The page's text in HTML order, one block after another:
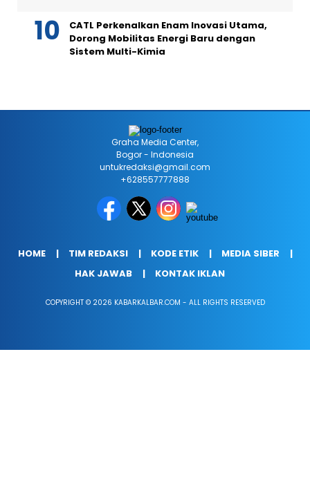
CATL Perkenalkan Enam Inovasi Utama,
Dorong Mobilitas Energi Baru dengan
Sistem Multi-Kimia
Graha Media Center,
Bogor - Indonesia
untukredaksi@gmail.com
+628557777888
HOME TIM REDAKSI KODE ETIK
MEDIA SIBER
HAK JAWAB
KONTAK IKLAN
COPYRIGHT © 2026 KABARKALBAR.COM - ALL RIGHTS RESERVED